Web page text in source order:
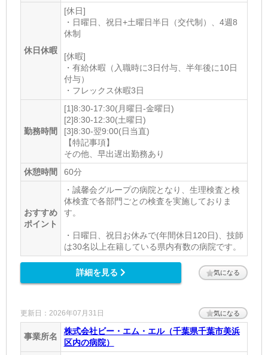
休日休暇
[休日]
・日曜日、祝日+土曜日半日（交代制）、4週8
休制
[休暇]
・有給休暇（入職時に3日付与、半年後に10日
付与）
・フレックス休暇3日
勤務時間
[1]8:30-17:30(月曜日-金曜日)
[2]8:30-12:30(土曜日)
[3]8:30-翌9:00(日当直)
【特記事項】
その他、早出遅出勤務あり
休憩時間
60分
おすすめ
ポイント
・誠馨会グループの病院となり、生理検査と検
体検査で各部門ごとの検査を実施しておりま
す。
・日曜日、祝日お休みで(年間休日120日)、技師
は30名以上在籍している県内有数の病院です。
詳細を見る 気になる
更新日：2026年07月31日 気になる
事業所名
株式会社ビー・エム・エル（千葉県千葉市美浜
区内の病院）